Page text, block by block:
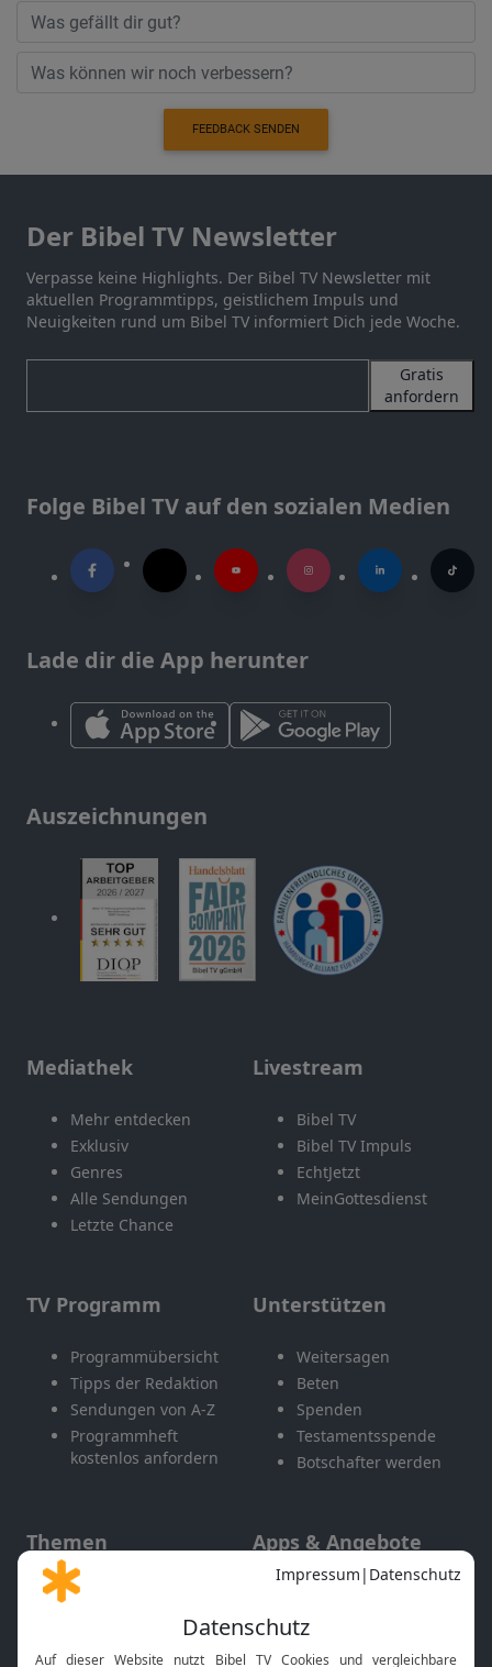
FEEDBACK SENDEN
Der Bibel TV Newsletter
Verpasse keine Highlights. Der Bibel TV Newsletter mit
aktuellen Programmtipps, geistlichem Impuls und
Neuigkeiten rund um Bibel TV informiert Dich jede Woche.
Gratis
anfordern
Folge Bibel TV auf den sozialen Medien
Lade dir die App herunter
Auszeichnungen
Mediathek
Mehr entdecken
Exklusiv
Genres
Alle Sendungen
Letzte Chance
Livestream
Bibel TV
Bibel TV Impuls
EchtJetzt
MeinGottesdienst
TV Programm
Programmübersicht
Tipps der Redaktion
Sendungen von A-Z
Programmheft
kostenlos anfordern
Unterstützen
Weitersagen
Beten
Spenden
Testamentsspende
Botschafter werden
Themen
Gott und Bibel erklärt
Apps & Angebote
Mobile App